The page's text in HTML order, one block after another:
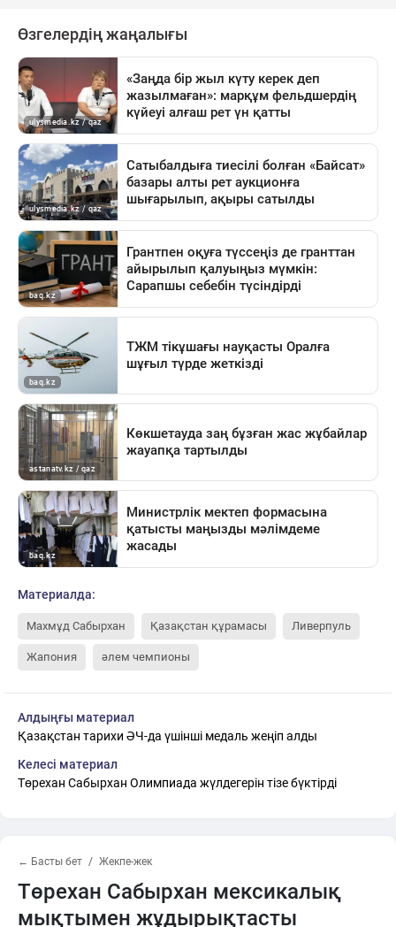
Материалда:
Махмұд Сабырхан Қазақстан құрамасы Ливерпуль
Жапония әлем чемпионы
Алдыңғы материал
Қазақстан тарихи ӘЧ-да үшінші медаль жеңіп алды
Келесі материал
Төрехан Сабырхан Олимпиада жүлдегерін тізе бүктірді
← Басты бет Жекпе-жек
Төрехан Сабырхан мексикалық
мықтымен жұдырықтасты